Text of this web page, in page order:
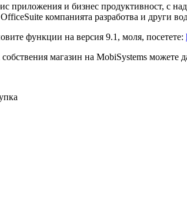
приложения и бизнес продуктивност, с
компанията разработва и други
функции на версия 9.1, моля, посетете:
магазин на MobiSystems можете